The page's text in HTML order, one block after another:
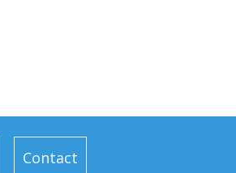
Contact